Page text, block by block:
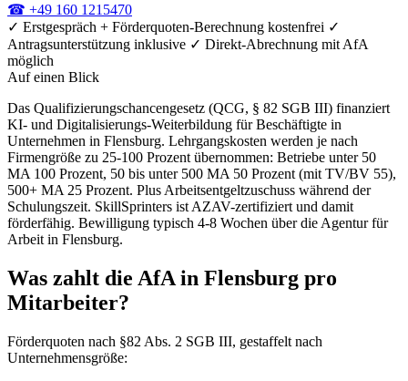
☎ +49 160 1215470
✓ Erstgespräch + Förderquoten-Berechnung kostenfrei ✓
Antragsunterstützung inklusive ✓ Direkt-Abrechnung mit AfA
möglich
Auf einen Blick
Das Qualifizierungschancengesetz (QCG, § 82 SGB III) finanziert
KI- und Digitalisierungs-Weiterbildung für Beschäftigte in
Unternehmen in Flensburg. Lehrgangskosten werden je nach
Firmengröße zu 25-100 Prozent übernommen: Betriebe unter 50
MA 100 Prozent, 50 bis unter 500 MA 50 Prozent (mit TV/BV 55),
500+ MA 25 Prozent. Plus Arbeitsentgeltzuschuss während der
Schulungszeit. SkillSprinters ist AZAV-zertifiziert und damit
förderfähig. Bewilligung typisch 4-8 Wochen über die Agentur für
Arbeit in Flensburg.
Was zahlt die AfA in Flensburg pro
Mitarbeiter?
Förderquoten nach §82 Abs. 2 SGB III, gestaffelt nach
Unternehmensgröße: